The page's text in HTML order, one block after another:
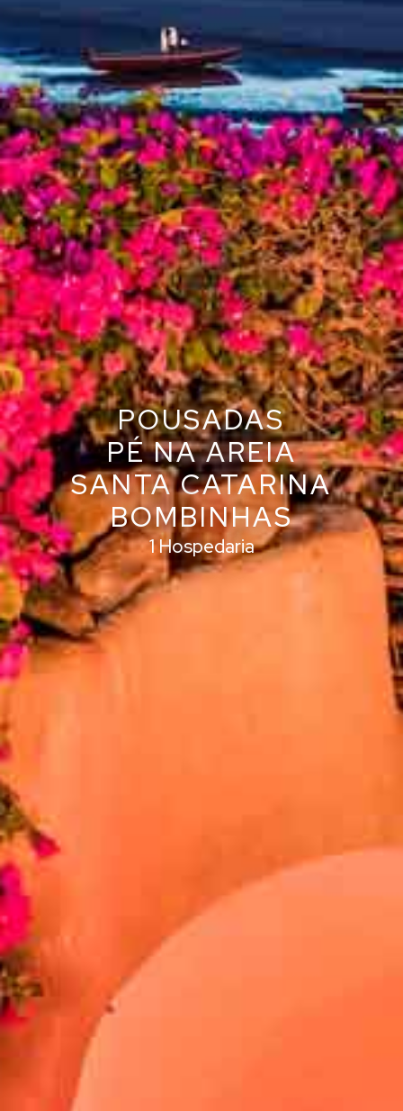
POUSADAS
PÉ NA AREIA
SANTA CATARINA
BOMBINHAS
1 Hospedaria